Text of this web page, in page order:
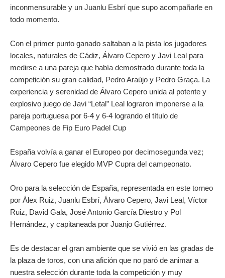
inconmensurable y un Juanlu Esbrí que supo acompañarle en
todo momento.
Con el primer punto ganado saltaban a la pista los jugadores
locales, naturales de Cádiz, Álvaro Cepero y Javi Leal para
medirse a una pareja que había demostrado durante toda la
competición su gran calidad, Pedro Araújo y Pedro Graça. La
experiencia y serenidad de Álvaro Cepero unida al potente y
explosivo juego de Javi “Letal” Leal lograron imponerse a la
pareja portuguesa por 6-4 y 6-4 logrando el título de
Campeones de Fip Euro Padel Cup
España volvía a ganar el Europeo por decimosegunda vez;
Álvaro Cepero fue elegido MVP Cupra del campeonato.
Oro para la selección de España, representada en este torneo
por Álex Ruiz, Juanlu Esbrí, Álvaro Cepero, Javi Leal, Víctor
Ruiz, David Gala, José Antonio García Diestro y Pol
Hernández, y capitaneada por Juanjo Gutiérrez.
Es de destacar el gran ambiente que se vivió en las gradas de
la plaza de toros, con una afición que no paró de animar a
nuestra selección durante toda la competición y muy